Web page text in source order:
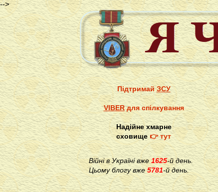
-->
ПідтримайЗСУ
VIBERдля спілкування
Надійне хмарне
сховище👉 тут
Війні в Україні вже1625-й день.
Цьому блогу вже 5781-й день.